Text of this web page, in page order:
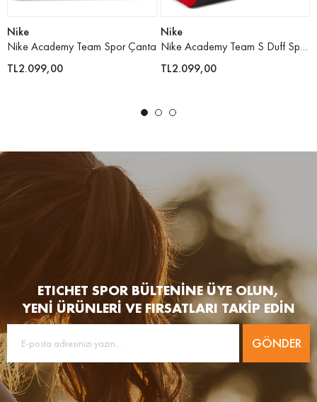
Nike
Nike Academy Team Spor Çanta
TL2.099,00
Nike
Nike Academy Team S Duff Spor Çanta
TL2.099,00
ETICHET SPOR BÜLTENİNE ÜYE OLUN,
YENİ ÜRÜNLERİ VE FIRSATLARI TAKİP EDİN
GÖNDER